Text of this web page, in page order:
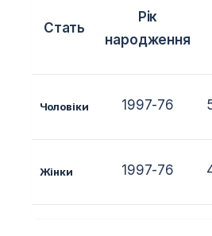
Стать
Рік
народження
Чоловіки 1997-76
Жінки 1997-76